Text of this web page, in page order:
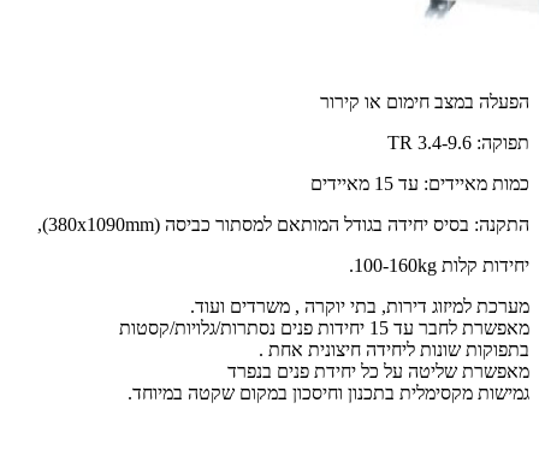
הפעלה במצב חימום או קירור
תפוקה: 3.4-9.6 TR
כמות מאיידים: עד 15 מאיידים
התקנה: בסיס יחידה בגודל המותאם למסתור כביסה (380x1090mm),
יחידות קלות 100-160kg.
מערכת למיזוג דירות, בתי יוקרה , משרדים ועוד.
מאפשרת לחבר עד 15 יחידות פנים נסתרות/גלויות/קסטות
בתפוקות שונות ליחידה חיצונית אחת .
מאפשרת שליטה על כל יחידת פנים בנפרד
גמישות מקסימלית בתכנון וחיסכון במקום שקטה במיוחד.